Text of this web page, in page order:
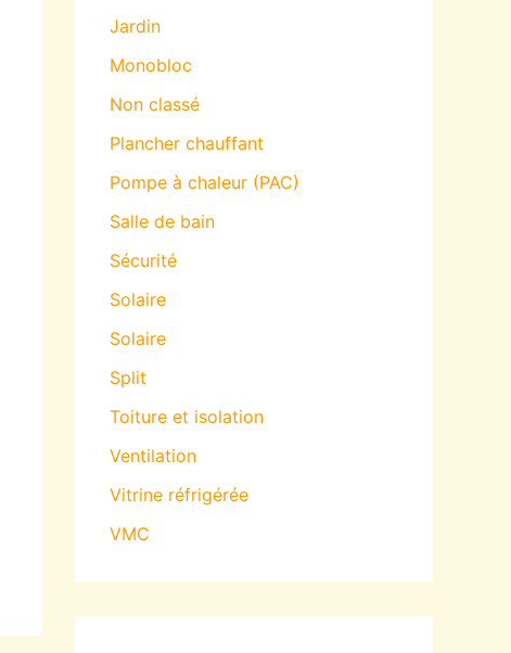
Jardin
Monobloc
Non classé
Plancher chauffant
Pompe à chaleur (PAC)
Salle de bain
Sécurité
Solaire
Solaire
Split
Toiture et isolation
Ventilation
Vitrine réfrigérée
VMC